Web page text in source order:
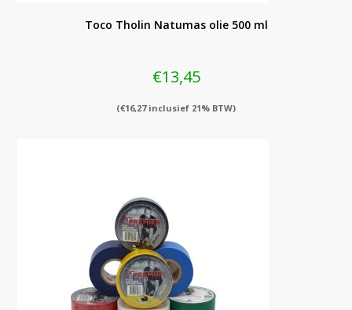
Toco Tholin Natumas olie 500 ml
€13,45
(€16,27inclusief 21% BTW)